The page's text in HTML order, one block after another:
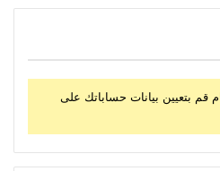
بتعيين بيانات حساباتك على